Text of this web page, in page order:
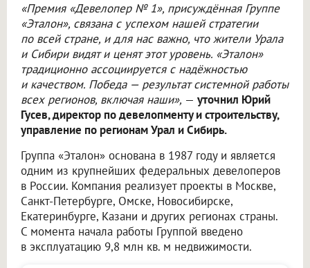
«Премия «Девелопер № 1», присуждённая Группе
«Эталон», связана с успехом нашей стратегии
по всей стране, и для нас важно, что жители Урала
и Сибири видят и ценят этот уровень. «Эталон»
традиционно ассоциируется с надёжностью
и качеством. Победа — результат системной работы
всех регионов, включая наши», — уточнил Юрий
Гусев, директор по девелопменту и строительству,
управление по регионам Урал и Сибирь.
Группа «Эталон» основана в 1987 году и является
одним из крупнейших федеральных девелоперов
в России. Компания реализует проекты в Москве,
Санкт-Петербурге, Омске, Новосибирске,
Екатеринбурге, Казани и других регионах страны.
С момента начала работы Группой введено
в эксплуатацию 9,8 млн кв. м недвижимости.